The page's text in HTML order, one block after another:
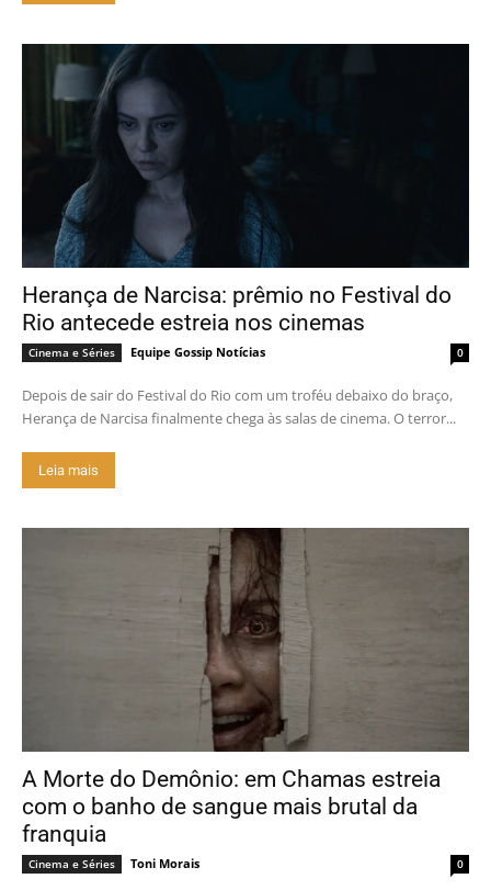
Herança de Narcisa: prêmio no Festival do
Rio antecede estreia nos cinemas
Cinema e Séries Equipe Gossip Notícias 0
Depois de sair do Festival do Rio com um troféu debaixo do braço,
Herança de Narcisa finalmente chega às salas de cinema. O terror...
Leia mais
A Morte do Demônio: em Chamas estreia
com o banho de sangue mais brutal da
franquia
Cinema e Séries Toni Morais 0